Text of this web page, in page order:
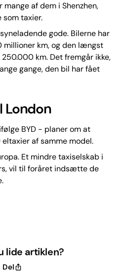
af dem i Shenzhen,
taxier.
gode. Bilerne har
km, og den længst
km. Det fremgår ikke,
gange, den bil har fået
London
BYD - planer om at
af samme model.
Et mindre taxiselskab i
vil til foråret indsætte de
lide artiklen?
Del